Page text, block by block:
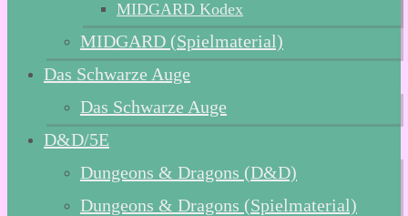
MIDGARD Kodex
MIDGARD (Spielmaterial)
Das Schwarze Auge
Das Schwarze Auge
D&D/5E
Dungeons & Dragons (D&D)
Dungeons & Dragons (Spielmaterial)